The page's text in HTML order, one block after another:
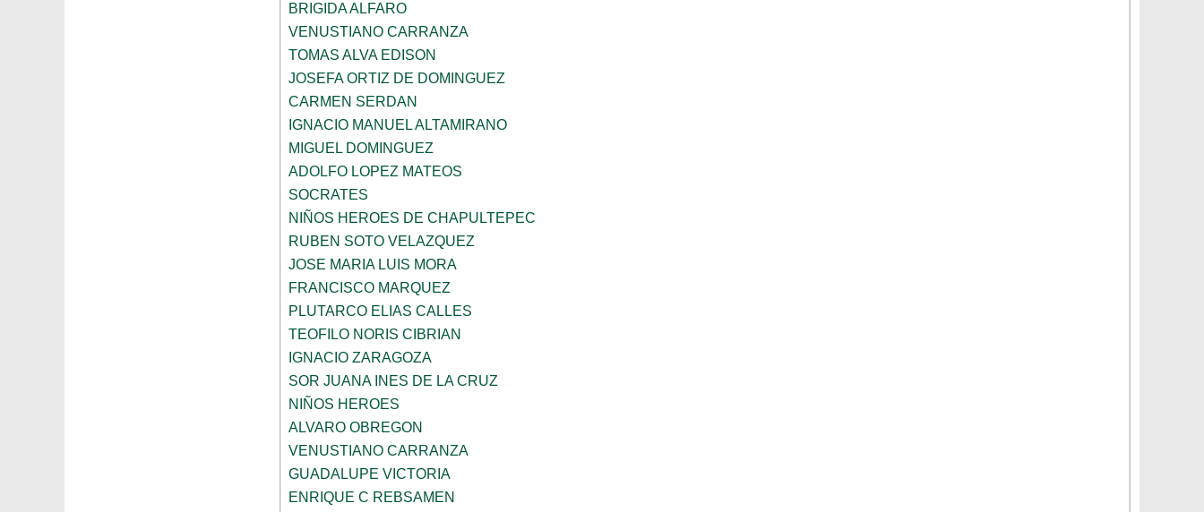
BRIGIDA ALFARO
VENUSTIANO CARRANZA
TOMAS ALVA EDISON
JOSEFA ORTIZ DE DOMINGUEZ
CARMEN SERDAN
IGNACIO MANUEL ALTAMIRANO
MIGUEL DOMINGUEZ
ADOLFO LOPEZ MATEOS
SOCRATES
NIÑOS HEROES DE CHAPULTEPEC
RUBEN SOTO VELAZQUEZ
JOSE MARIA LUIS MORA
FRANCISCO MARQUEZ
PLUTARCO ELIAS CALLES
TEOFILO NORIS CIBRIAN
IGNACIO ZARAGOZA
SOR JUANA INES DE LA CRUZ
NIÑOS HEROES
ALVARO OBREGON
VENUSTIANO CARRANZA
GUADALUPE VICTORIA
ENRIQUE C REBSAMEN